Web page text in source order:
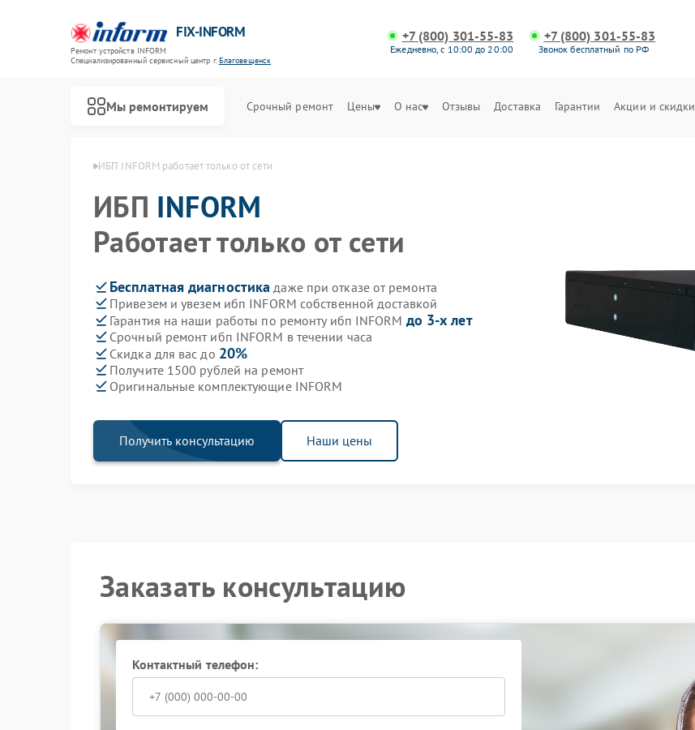
FIX-INFORM
Ремонт устройств INFORM
Специализированный cервисный центр г.Благовещенск
+7 (800) 301-55-83
Ежедневно, с 10:00 до 20:00
+7 (800) 301-55-83
Звонок бесплатный по РФ
Мы ремонтируем Срочный ремонт Цены О нас Отзывы Доставка Гарантии Акции и скидки
в Благовещенске ИБП INFORM работает только от сети
ИБП INFORM
Работает только от сети
Бесплатная диагностика даже при отказе от ремонта
Привезем и увезем ибп INFORM собственной доставкой
Гарантия на наши работы по ремонту ибп INFORM до 3-х лет
Срочный ремонт ибп INFORM в течении часа
Скидка для вас до 20%
Получите 1500 рублей на ремонт
Оригинальные комплектующие INFORM
Получить консультацию Наши цены
Заказать консультацию
Контактный телефон: